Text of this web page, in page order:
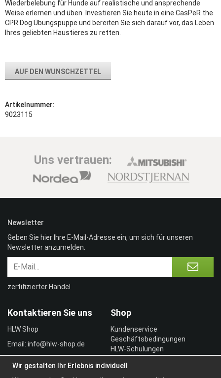
Wiederbelebung für Hunde auf realistische und ansprechende
Weise erlernen und üben. Investieren Sie heute in eine CasPeR the
CPR Dog Übungspuppe und bereiten Sie sich darauf vor, das Leben
Ihres geliebten Haustieres zu retten.
AUF DEN WUNSCHZETTEL
Artikelnummer:
9023115
Uns vertrauen:
Kontaktieren Sie uns
HLW Shop
Email: info@hlw-shop.de
Shop
Kundenservice
Geschäftsbedingungen
HLW-Schulungen
Vertragskunde
Einloggen
Newsletter
Geben Sie hier Ihre E-Mail-Adresse ein, um sich für unseren
Newsletter anzumelden.
zertifizierter Handel
Wir gestalten Ihr Erlebnis individuell